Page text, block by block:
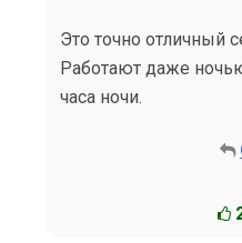
Это точно отличный
Работают даже
часа ночи.